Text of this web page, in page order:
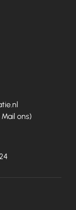
ons)